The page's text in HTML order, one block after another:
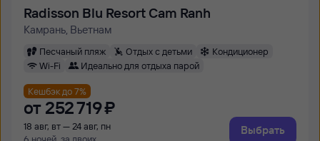
Radisson Blu Resort Cam Ranh
Камрань, Вьетнам
Песчаный пляж Отдых с детьми
Кондиционер
Wi-Fi
Идеально для отдыха парой
Кешбэк до 7%
от 252 ⁠719 ⁠₽
18 авг, вт — 24 авг, пн
Выбрать